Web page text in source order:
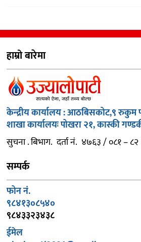
हाम्रो बारेमा
केन्द्रीय कार्यालय : आठबिसकोट,९ रुकुम
शाखा कार्यालयः पोखरा २१, कास्की
सुचना . बिभाग. दर्ता नं. ४७६३ / ०८१ – ८२
सम्पर्क
फोन नं.
९८४१३०८५४०
९८४३३२३४३८
ईमेल